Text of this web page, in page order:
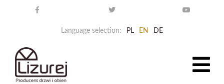
Language selection: PL EN DE